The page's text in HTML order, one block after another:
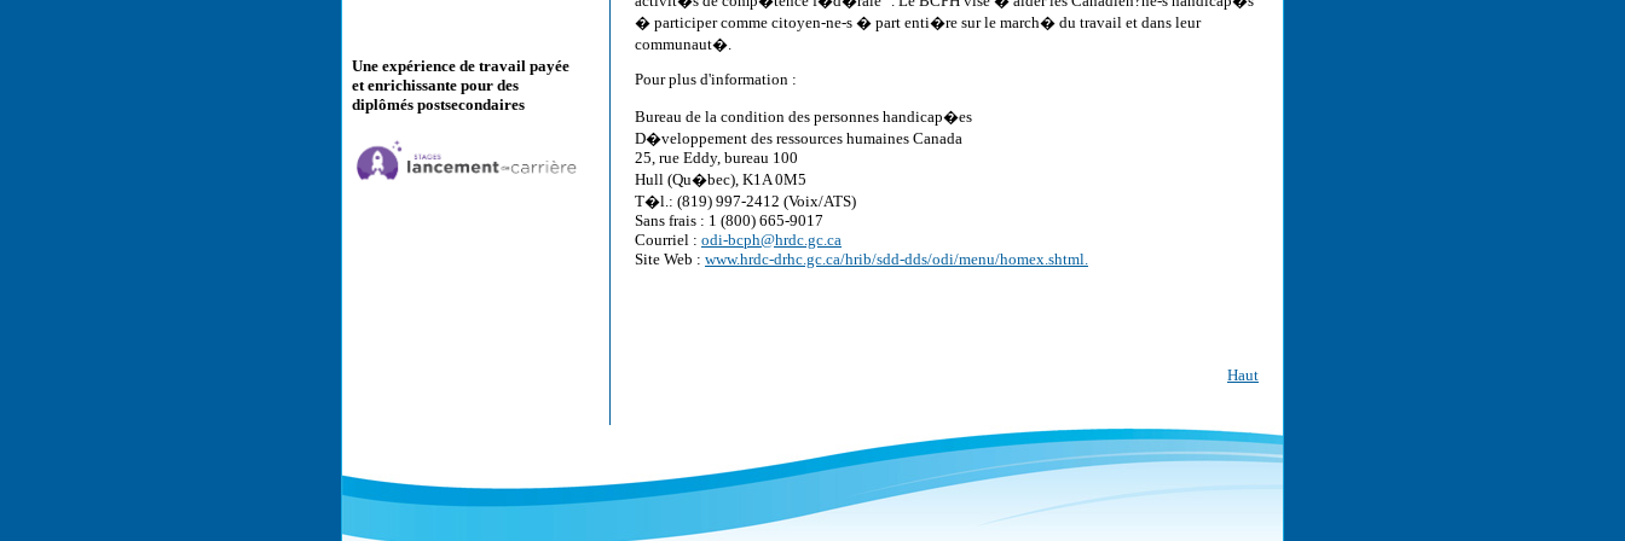
Une expérience de travail payée
et enrichissante pour des
diplômés postsecondaires
� participer comme citoyen-ne-s � part enti�re sur le march� du travail et dans leur
communaut�.
Pour plus d'information :
Bureau de la condition des personnes handicap�es
D�veloppement des ressources humaines Canada
25, rue Eddy, bureau 100
Hull (Qu�bec), K1A 0M5
T�l.: (819) 997-2412 (Voix/ATS)
Sans frais : 1 (800) 665-9017
Courriel : odi-bcph@hrdc.gc.ca
Site Web : www.hrdc-drhc.gc.ca/hrib/sdd-dds/odi/menu/homex.shtml.
Haut